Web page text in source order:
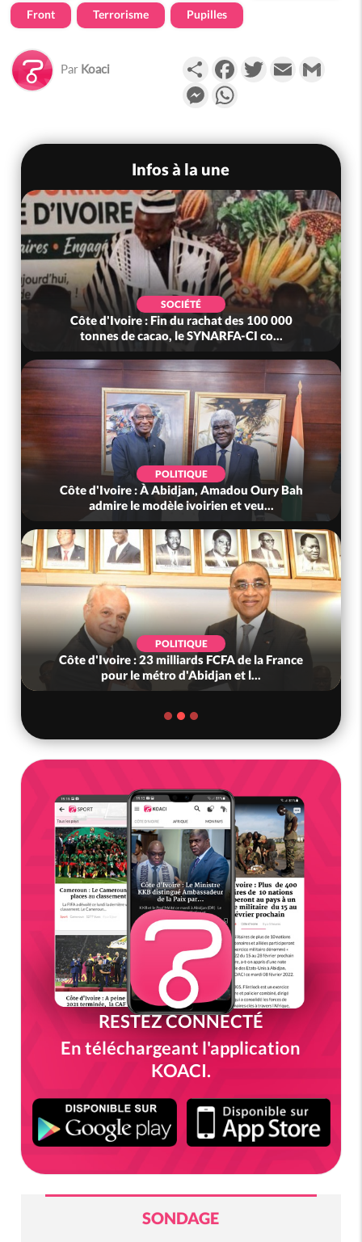
Front Terrorisme Pupilles
Par Koaci PartagerFacebookTwitterEmail
Messenger
Infos à la une
SOCIÉTÉ
Côte d'Ivoire : Fin du rachat des 100 000
tonnes de cacao, le SYNARFA-CI co...
POLITIQUE
Côte d'Ivoire : À Abidjan, Amadou Oury Bah
admire le modèle ivoirien et veu...
POLITIQUE
Côte d'Ivoire : 23 milliards FCFA de la France
pour le métro d'Abidjan et l...
RESTEZ CONNECTÉ
En téléchargeant l'application
KOACI.
SONDAGE